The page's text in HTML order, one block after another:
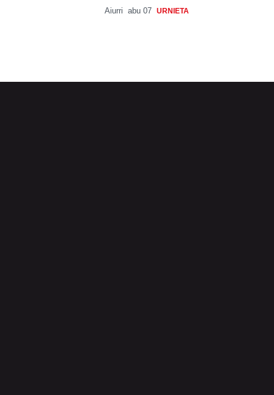
Aiurri abu 07 URNIETA